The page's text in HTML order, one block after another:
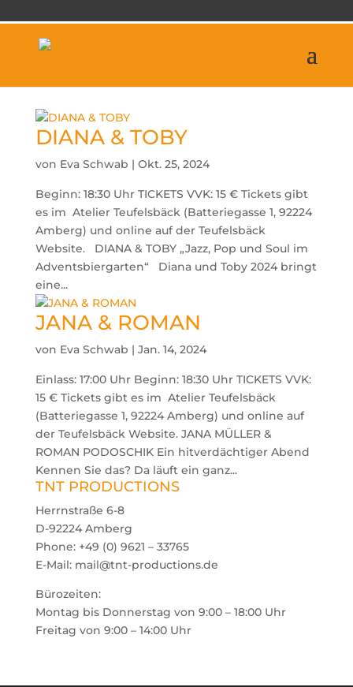
DIANA & TOBY
von Eva Schwab | Okt. 25, 2024
Beginn: 18:30 Uhr TICKETS VVK: 15 € Tickets gibt
es im Atelier Teufelsbäck (Batteriegasse 1, 92224
Amberg) und online auf der Teufelsbäck
Website. DIANA & TOBY „Jazz, Pop und Soul im
Adventsbiergarten“ Diana und Toby 2024 bringt
eine...
JANA & ROMAN
von Eva Schwab | Jan. 14, 2024
Einlass: 17:00 Uhr Beginn: 18:30 Uhr TICKETS VVK:
15 € Tickets gibt es im Atelier Teufelsbäck
(Batteriegasse 1, 92224 Amberg) und online auf
der Teufelsbäck Website. JANA MÜLLER &
ROMAN PODOSCHIK Ein hitverdächtiger Abend
Kennen Sie das? Da läuft ein ganz...
TNT PRODUCTIONS
Herrnstraße 6-8
D-92224 Amberg
Phone: +49 (0) 9621 – 33765
E-Mail: mail@tnt-productions.de
Bürozeiten:
Montag bis Donnerstag von 9:00 – 18:00 Uhr
Freitag von 9:00 – 14:00 Uhr